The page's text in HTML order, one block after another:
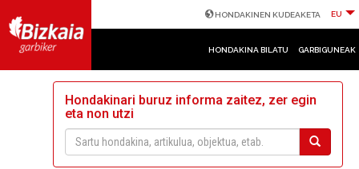
HONDAKINEN KUDEAKETA EU
HONDAKINA BILATU GARBIGUNEAK
Hondakinari buruz informa zaitez, zer egin
eta non utzi